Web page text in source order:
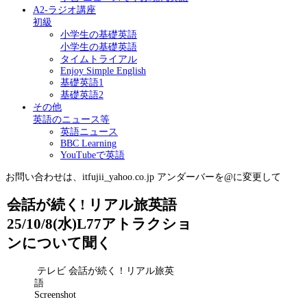
A2-ラジオ講座
初級
小学生の基礎英語
小学生の基礎英語
タイムトライアル
Enjoy Simple English
基礎英語1
基礎英語2
その他
英語のニュース等
英語ニュース
BBC Learning
YouTubeで英語
お問い合わせは、itfujii_yahoo.co.jp アンダーバーを@に変更して
会話が続く! リアル旅英語
25/10/8(水)L77アトラクショ
ンについて聞く
テレビ 会話が続く！リアル旅英
語
Screenshot